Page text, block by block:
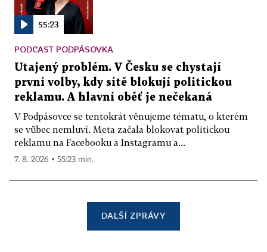
55:23
PODCAST PODPÁSOVKA
Utajený problém. V Česku se chystají
první volby, kdy sítě blokují politickou
reklamu. A hlavní oběť je nečekaná
V Podpásovce se tentokrát věnujeme tématu, o kterém
se vůbec nemluví. Meta začala blokovat politickou
reklamu na Facebooku a Instagramu a...
7. 8. 2026 ▪ 55:23 min.
DALŠÍ ZPRÁVY